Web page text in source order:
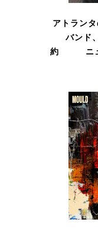
アトラン
バンド
約 ニュー